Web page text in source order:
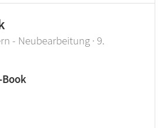
- Neubearbeitung · 9.